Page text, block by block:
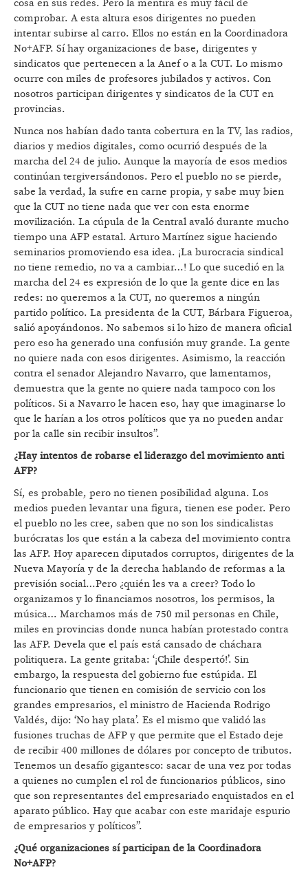
cosa en sus redes. Pero la mentira es muy fácil de
comprobar. A esta altura esos dirigentes no pueden
intentar subirse al carro. Ellos no están en la Coordinadora
No+AFP. Sí hay organizaciones de base, dirigentes y
sindicatos que pertenecen a la Anef o a la CUT. Lo mismo
ocurre con miles de profesores jubilados y activos. Con
nosotros participan dirigentes y sindicatos de la CUT en
provincias.
Nunca nos habían dado tanta cobertura en la TV, las radios,
diarios y medios digitales, como ocurrió después de la
marcha del 24 de julio. Aunque la mayoría de esos medios
continúan tergiversándonos. Pero el pueblo no se pierde,
sabe la verdad, la sufre en carne propia, y sabe muy bien
que la CUT no tiene nada que ver con esta enorme
movilización. La cúpula de la Central avaló durante mucho
tiempo una AFP estatal. Arturo Martínez sigue haciendo
seminarios promoviendo esa idea. ¡La burocracia sindical
no tiene remedio, no va a cambiar…! Lo que sucedió en la
marcha del 24 es expresión de lo que la gente dice en las
redes: no queremos a la CUT, no queremos a ningún
partido político. La presidenta de la CUT, Bárbara Figueroa,
salió apoyándonos. No sabemos si lo hizo de manera oficial
pero eso ha generado una confusión muy grande. La gente
no quiere nada con esos dirigentes. Asimismo, la reacción
contra el senador Alejandro Navarro, que lamentamos,
demuestra que la gente no quiere nada tampoco con los
políticos. Si a Navarro le hacen eso, hay que imaginarse lo
que le harían a los otros políticos que ya no pueden andar
por la calle sin recibir insultos”.
¿Hay intentos de robarse el liderazgo del movimiento anti
AFP?
Sí, es probable, pero no tienen posibilidad alguna. Los
medios pueden levantar una figura, tienen ese poder. Pero
el pueblo no les cree, saben que no son los sindicalistas
burócratas los que están a la cabeza del movimiento contra
las AFP. Hoy aparecen diputados corruptos, dirigentes de la
Nueva Mayoría y de la derecha hablando de reformas a la
previsión social…Pero ¿quién les va a creer? Todo lo
organizamos y lo financiamos nosotros, los permisos, la
música… Marchamos más de 750 mil personas en Chile,
miles en provincias donde nunca habían protestado contra
las AFP. Devela que el país está cansado de cháchara
politiquera. La gente gritaba: ‘¡Chile despertó!’. Sin
embargo, la respuesta del gobierno fue estúpida. El
funcionario que tienen en comisión de servicio con los
grandes empresarios, el ministro de Hacienda Rodrigo
Valdés, dijo: ‘No hay plata’. Es el mismo que validó las
fusiones truchas de AFP y que permite que el Estado deje
de recibir 400 millones de dólares por concepto de tributos.
Tenemos un desafío gigantesco: sacar de una vez por todas
a quienes no cumplen el rol de funcionarios públicos, sino
que son representantes del empresariado enquistados en el
aparato público. Hay que acabar con este maridaje espurio
de empresarios y políticos”.
¿Qué organizaciones sí participan de la Coordinadora
No+AFP?